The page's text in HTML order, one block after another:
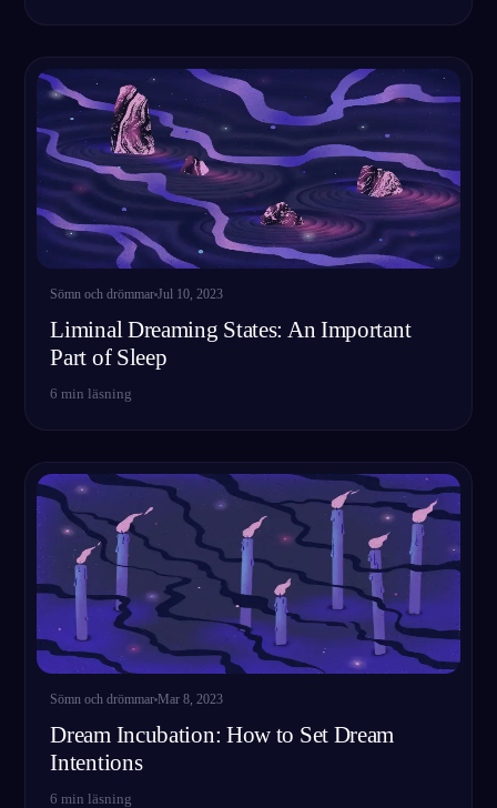
Sömn och drömmar Jul 10, 2023
Liminal Dreaming States: An Important
Part of Sleep
6 min läsning
Sömn och drömmar Mar 8, 2023
Dream Incubation: How to Set Dream
Intentions
6 min läsning